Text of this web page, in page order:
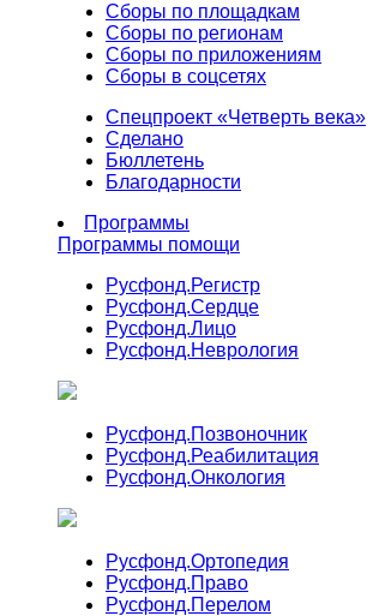
Сборы по площадкам
Сборы по регионам
Сборы по приложениям
Сборы в соцсетях
Спецпроект «Четверть века»
Сделано
Бюллетень
Благодарности
Программы
Программы помощи
Русфонд.Регистр
Русфонд.Сердце
Русфонд.Лицо
Русфонд.Неврология
Русфонд.Позвоночник
Русфонд.Реабилитация
Русфонд.Онкология
Русфонд.Ортопедия
Русфонд.Право
Русфонд.Перелом